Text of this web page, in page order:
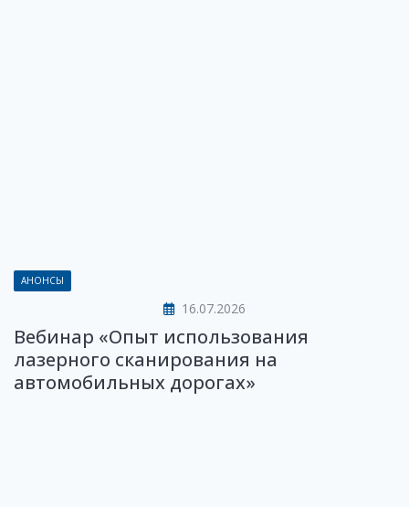
АНОНСЫ
16.07.2026
Вебинар «Опыт использования
лазерного сканирования на
автомобильных дорогах»